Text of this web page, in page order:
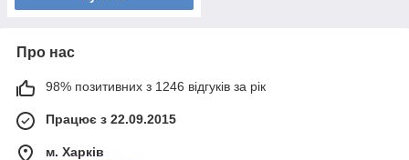
Про нас
98% позитивних з 1246 відгуків за рік
Працює з 22.09.2015
м. Харків